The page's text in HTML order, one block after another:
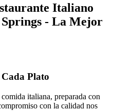
Italiano
- La Mejor
Plato
italiana, preparada con
con la calidad nos